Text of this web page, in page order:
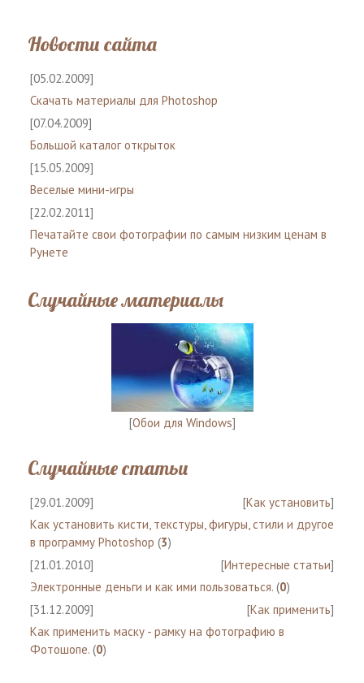
Новости сайта
[05.02.2009]
Скачать материалы для Photoshop
[07.04.2009]
Большой каталог открыток
[15.05.2009]
Веселые мини-игры
[22.02.2011]
Печатайте свои фотографии по самым низким ценам в
Рунете
Случайные материалы
[Обои для Windows]
Случайные статьи
[29.01.2009] [Как установить]
Как установить кисти, текстуры, фигуры, стили и другое
в программу Photoshop (3)
[21.01.2010]
[Интересные статьи]
Электронные деньги и как ими пользоваться. (0)
[31.12.2009]
[Как применить]
Как применить маску - рамку на фотографию в
Фотошопе. (0)